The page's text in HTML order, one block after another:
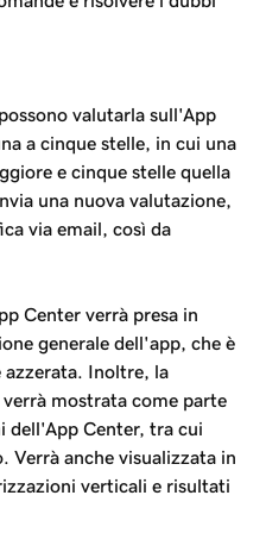
valutarla sull'App
a cinque stelle, in cui una
e cinque stelle quella
una nuova valutazione,
via email, così da
Center verrà presa in
generale dell'app, che è
azzerata. Inoltre, la
mostrata come parte
dell'App Center, tra cui
Verrà anche visualizzata in
verticali e risultati